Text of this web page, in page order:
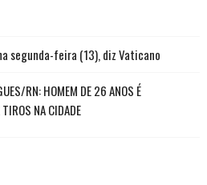
segunda-feira (13), diz Vaticano
RN: HOMEM DE 26 ANOS É
NA CIDADE